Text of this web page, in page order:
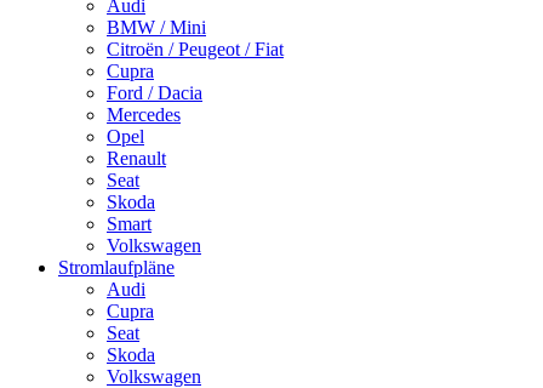
Audi
BMW / Mini
Citroën / Peugeot / Fiat
Cupra
Ford / Dacia
Mercedes
Opel
Renault
Seat
Skoda
Smart
Volkswagen
Stromlaufpläne
Audi
Cupra
Seat
Skoda
Volkswagen